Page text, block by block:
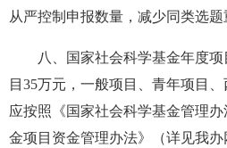
从严控制申报数量，减少同类选题
八、国家社会科学基金年度
目35万元，一般项目、青年项目
应按照《国家社会科学基金管理
金项目资金管理办法》（详见我